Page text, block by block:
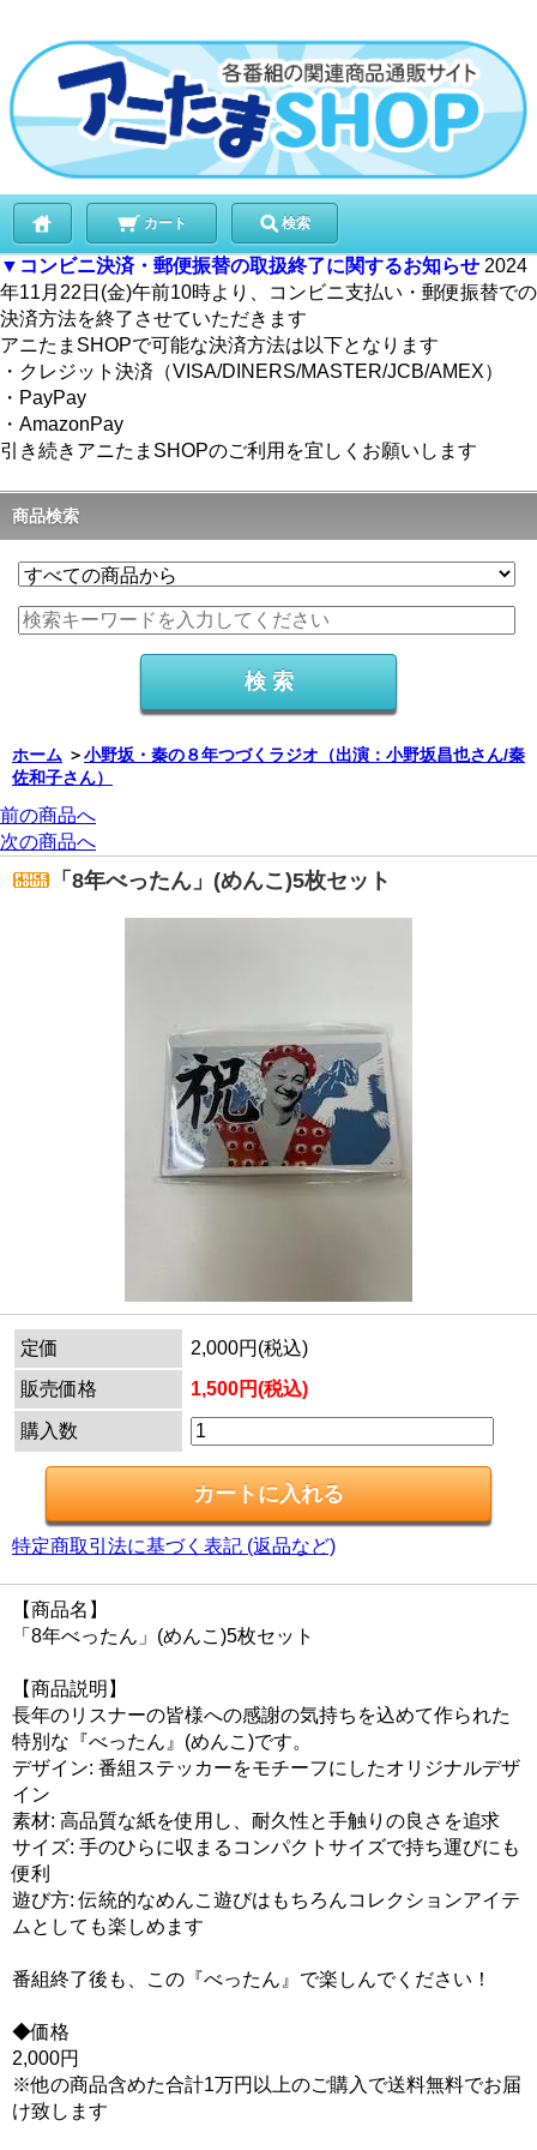
カート 検索
▼コンビニ決済・郵便振替の取扱終了に関するお知らせ 2024
年11月22日(金)午前10時より、コンビニ支払い・郵便振替での
決済方法を終了させていただきます
アニたまSHOPで可能な決済方法は以下となります
・クレジット決済（VISA/DINERS/MASTER/JCB/AMEX）
・PayPay
・AmazonPay
引き続きアニたまSHOPのご利用を宜しくお願いします
商品検索
ホーム ＞小野坂・秦の８年つづくラジオ（出演：小野坂昌也さん/秦
佐和子さん）
前の商品へ
次の商品へ
「8年べったん」(めんこ)5枚セット
定価
2,000円(税込)
販売価格
1,500円(税込)
購入数
特定商取引法に基づく表記 (返品など)
【商品名】
「8年べったん」(めんこ)5枚セット
【商品説明】
長年のリスナーの皆様への感謝の気持ちを込めて作られた
特別な『べったん』(めんこ)です。
デザイン: 番組ステッカーをモチーフにしたオリジナルデザ
イン
素材: 高品質な紙を使用し、耐久性と手触りの良さを追求
サイズ: 手のひらに収まるコンパクトサイズで持ち運びにも
便利
遊び方: 伝統的なめんこ遊びはもちろんコレクションアイテ
ムとしても楽しめます
番組終了後も、この『べったん』で楽しんでください！
◆価格
2,000円
※他の商品含めた合計1万円以上のご購入で送料無料でお届
け致します